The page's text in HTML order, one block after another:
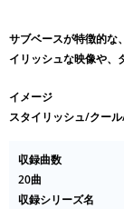
サブベースが特徴的な
イリッシュな映像や、
イメージ
スタイリッシュ/クー
収録曲数
20曲
収録シリーズ名